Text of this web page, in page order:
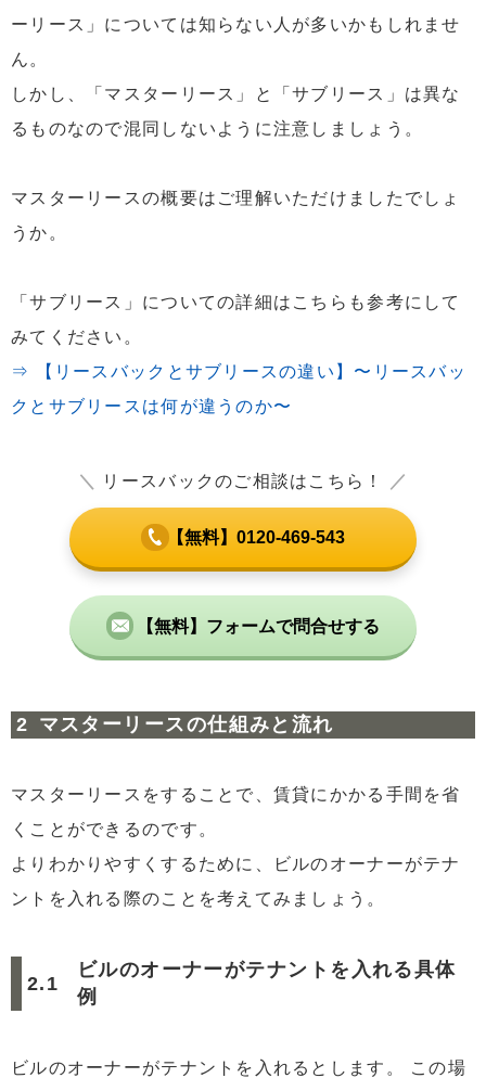
ーリース」については知らない人が多いかもしれませ
ん。
しかし、「マスターリース」と「サブリース」は異な
るものなので混同しないように注意しましょう。
マスターリースの概要はご理解いただけましたでしょ
うか。
「サブリース」についての詳細はこちらも参考にして
みてください。
⇒ 【リースバックとサブリースの違い】〜リースバッ
クとサブリースは何が違うのか〜
＼ リースバックのご相談はこちら！ ／
【無料】0120-469-543
【無料】フォームで問合せする
マスターリースの仕組みと流れ
マスターリースをすることで、賃貸にかかる手間を省
くことができるのです。
よりわかりやすくするために、ビルのオーナーがテナ
ントを入れる際のことを考えてみましょう。
ビルのオーナーがテナントを入れる具体
例
ビルのオーナーがテナントを入れるとします。 この場